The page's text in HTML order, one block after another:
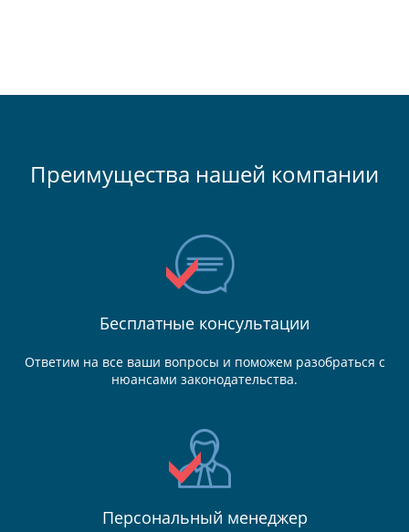
Преимущества нашей компании
Бесплатные консультации
Ответим на все ваши вопросы и поможем разобраться с
нюансами законодательства.
Персональный менеджер